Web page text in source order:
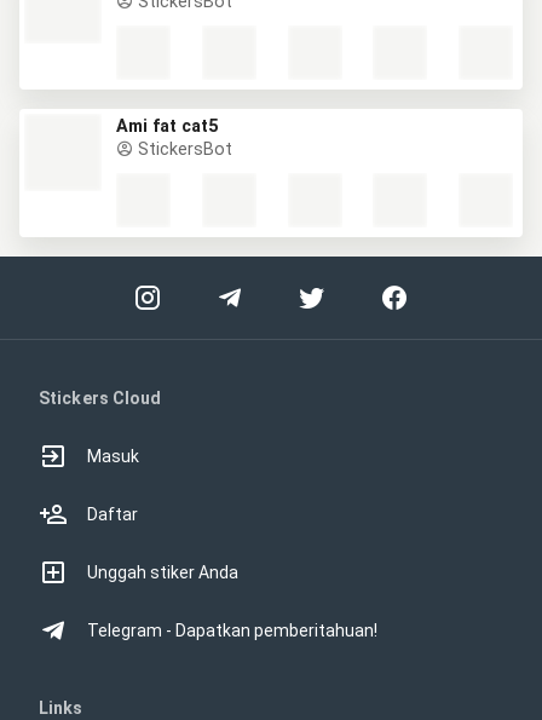
Ami fat cat5
StickersBot
Stickers Cloud
Masuk
Daftar
Unggah stiker Anda
Telegram - Dapatkan pemberitahuan!
Links